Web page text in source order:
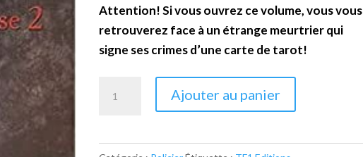
Attention! Si vous ouvrez ce volume, vous vous
retrouverez face à un étrange meurtrier qui
signe ses crimes d’une carte de tarot!
d'angoisse
Ajouter au panier